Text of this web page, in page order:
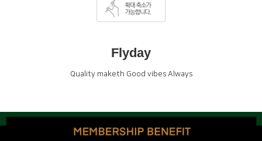
Flyday
Quality maketh Good vibes Always